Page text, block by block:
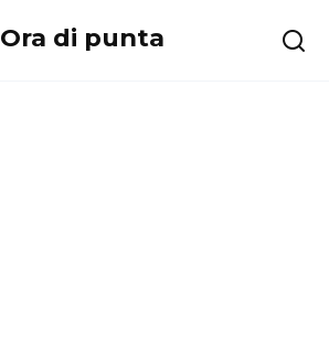
Ora di punta